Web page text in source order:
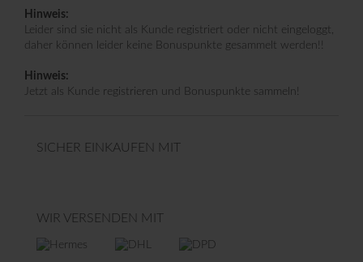
Hinweis:
Leider sind sie nicht als Kunde registriert oder nicht eingeloggt,
daher können leider keine Bonuspunkte gesammelt werden!!
Hinweis:
Jetzt als Kunde registrieren und Bonuspunkte sammeln!
SICHER EINKAUFEN MIT
WIR VERSENDEN MIT